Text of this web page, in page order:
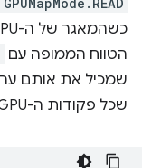
הטווח הממופה עם
שכל פקודות ה-GPU שהוכנסו לתור בוצעו.